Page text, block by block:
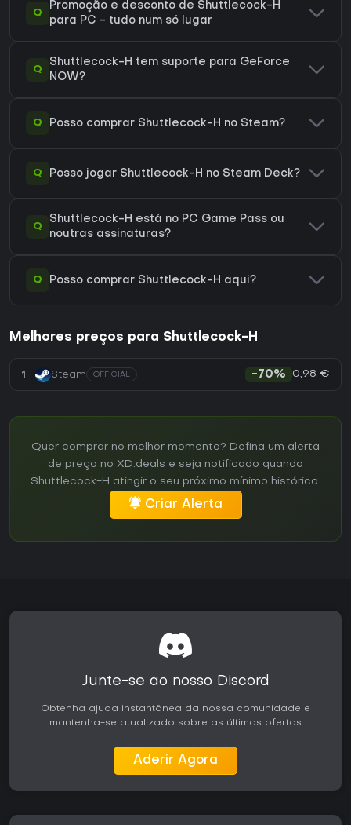
Q
Promoção e desconto de Shuttlecock-H
para PC - tudo num só lugar
Q
Shuttlecock-H tem suporte para GeForce
NOW?
Q Posso comprar Shuttlecock-H no Steam?
Q Posso jogar Shuttlecock-H no Steam Deck?
Q
Shuttlecock-H está no PC Game Pass ou
noutras assinaturas?
Q Posso comprar Shuttlecock-H aqui?
Melhores preços para Shuttlecock-H
1 Steam OFFICIAL -70% 0,98 €
Quer comprar no melhor momento? Defina um alerta
de preço no XD.deals e seja notificado quando
Shuttlecock-H atingir o seu próximo mínimo histórico.
Criar Alerta
Junte-se ao nosso Discord
Obtenha ajuda instantânea da nossa comunidade e
mantenha-se atualizado sobre as últimas ofertas
Aderir Agora